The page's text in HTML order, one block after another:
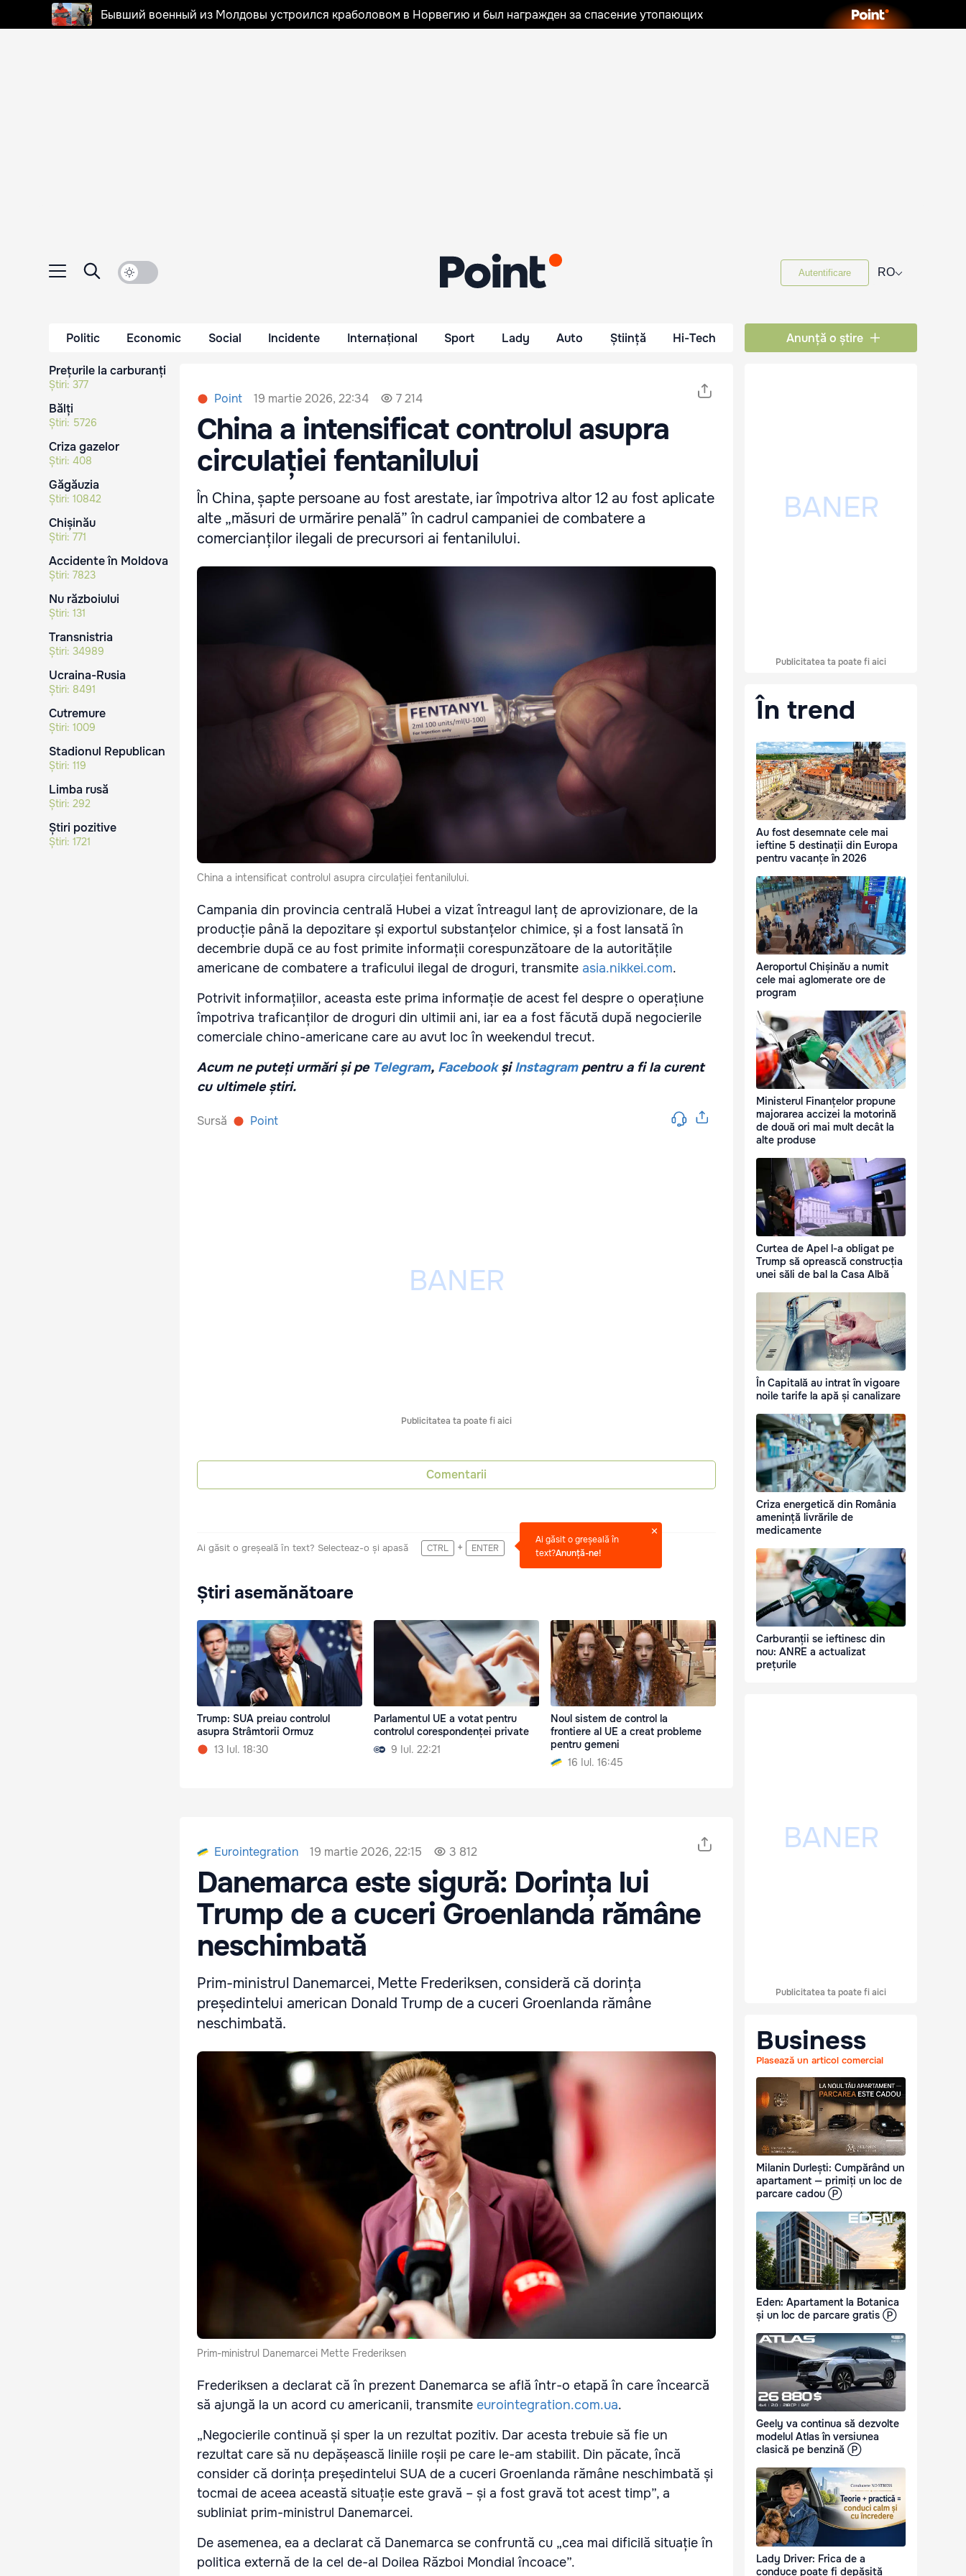
Бывший военный из Молдовы устроился краболовом в Норвегию и был награжден за спасение утопающих
Autentificare RO⌵
Politic Economic Social Incidente Internațional Sport Lady Auto Știință Hi-Tech Anunță o știre
Prețurile la carburanți
Știri: 377
Bălți
Știri: 5726
Criza gazelor
Știri: 408
Găgăuzia
Știri: 10842
Chișinău
Știri: 771
Accidente în Moldova
Știri: 7823
Nu războiului
Știri: 131
Transnistria
Știri: 34989
Ucraina-Rusia
Știri: 8491
Cutremure
Știri: 1009
Stadionul Republican
Știri: 119
Limba rusă
Știri: 292
Știri pozitive
Știri: 1721
Point 19 martie 2026, 22:34 7 214
China a intensificat controlul asupra
circulației fentanilului
În China, șapte persoane au fost arestate, iar împotriva altor 12 au fost aplicate
alte „măsuri de urmărire penală” în cadrul campaniei de combatere a
comercianților ilegali de precursori ai fentanilului.
China a intensificat controlul asupra circulației fentanilului.
Campania din provincia centrală Hubei a vizat întreagul lanț de aprovizionare, de la
producție până la depozitare și exportul substanțelor chimice, și a fost lansată în
decembrie după ce au fost primite informații corespunzătoare de la autoritățile
americane de combatere a traficului ilegal de droguri, transmite asia.nikkei.com.
Potrivit informațiilor, aceasta este prima informație de acest fel despre o operațiune
împotriva traficanților de droguri din ultimii ani, iar ea a fost făcută după negocierile
comerciale chino-americane care au avut loc în weekendul trecut.
Acum ne puteți urmări și pe Telegram, Facebook șiInstagrampentru a fi la curent
cu ultimele știri.
Sursă Point
Publicitatea ta poate fi aici
Comentarii
Ai găsit o greșeală în text? Selecteaz-o și apasă CTRL + ENTER
Ai găsit o greșeală în
text?Anunță-ne!
Știri asemănătoare
Trump: SUA preiau controlul
asupra Strâmtorii Ormuz
13 Iul. 18:30
Parlamentul UE a votat pentru
controlul corespondenței private
9 Iul. 22:21
Noul sistem de control la
frontiere al UE a creat probleme
pentru gemeni
16 Iul. 16:45
Eurointegration 19 martie 2026, 22:15 3 812
Danemarca este sigură: Dorința lui
Trump de a cuceri Groenlanda rămâne
neschimbată
Prim-ministrul Danemarcei, Mette Frederiksen, consideră că dorința
președintelui american Donald Trump de a cuceri Groenlanda rămâne
neschimbată.
Prim-ministrul Danemarcei Mette Frederiksen
Frederiksen a declarat că în prezent Danemarca se află într-o etapă în care încearcă
să ajungă la un acord cu americanii, transmite eurointegration.com.ua.
„Negocierile continuă și sper la un rezultat pozitiv. Dar acesta trebuie să fie un
rezultat care să nu depășească liniile roșii pe care le-am stabilit. Din păcate, încă
consider că dorința președintelui SUA de a cuceri Groenlanda rămâne neschimbată și
tocmai de aceea această situație este gravă – și a fost gravă tot acest timp”, a
subliniat prim-ministrul Danemarcei.
De asemenea, ea a declarat că Danemarca se confruntă cu „cea mai dificilă situație în
politica externă de la cel de-al Doilea Război Mondial încoace”.
Publicitatea ta poate fi aici
În trend
Au fost desemnate cele mai
ieftine 5 destinații din Europa
pentru vacanțe în 2026
Aeroportul Chișinău a numit
cele mai aglomerate ore de
program
Ministerul Finanțelor propune
majorarea accizei la motorină
de două ori mai mult decât la
alte produse
Curtea de Apel l-a obligat pe
Trump să oprească construcția
unei săli de bal la Casa Albă
În Capitală au intrat în vigoare
noile tarife la apă și canalizare
Criza energetică din România
amenință livrările de
medicamente
Carburanții se ieftinesc din
nou: ANRE a actualizat
prețurile
Publicitatea ta poate fi aici
Business
Plasează un articol comercial
Milanin Durlești: Cumpărând un
apartament — primiți un loc de
parcare cadou Ⓟ
Eden: Apartament la Botanica
și un loc de parcare gratis Ⓟ
Geely va continua să dezvolte
modelul Atlas în versiunea
clasică pe benzină Ⓟ
Lady Driver: Frica de a
conduce poate fi depășită